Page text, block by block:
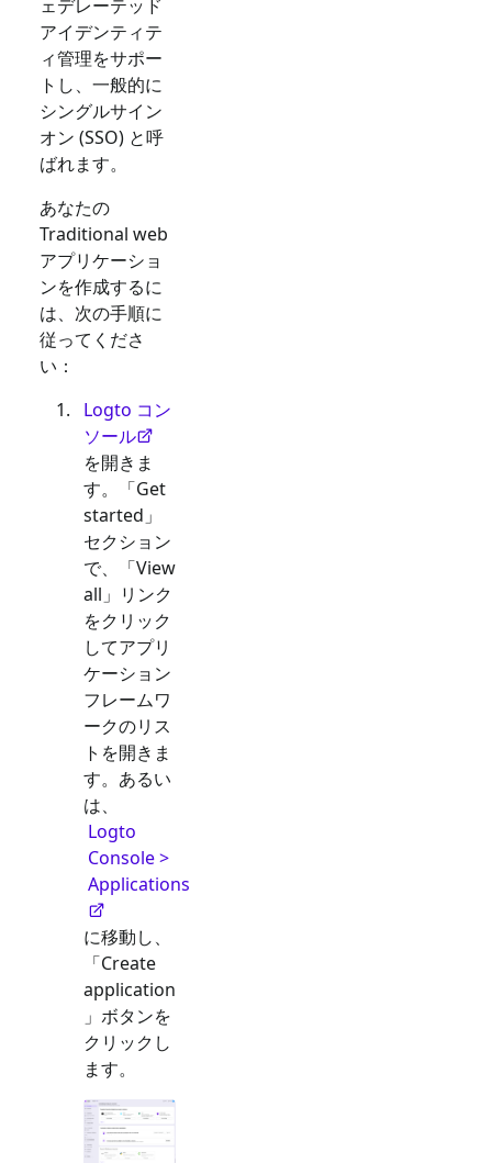
ェデレーテッド
アイデンティテ
ィ管理をサポー
トし、一般的に
シングルサイン
オン (SSO) と呼
ばれます。
あなたの
Traditional web
アプリケーショ
ンを作成するに
は、次の手順に
従ってくださ
い：
Logto コン
ソール
を開きま
す。「Get
started」
セクション
で、「View
all」リンク
をクリック
してアプリ
ケーション
フレームワ
ークのリス
トを開きま
す。あるい
は、
Logto
Console >
Applications
に移動し、
「Create
application
」ボタンを
クリックし
ます。